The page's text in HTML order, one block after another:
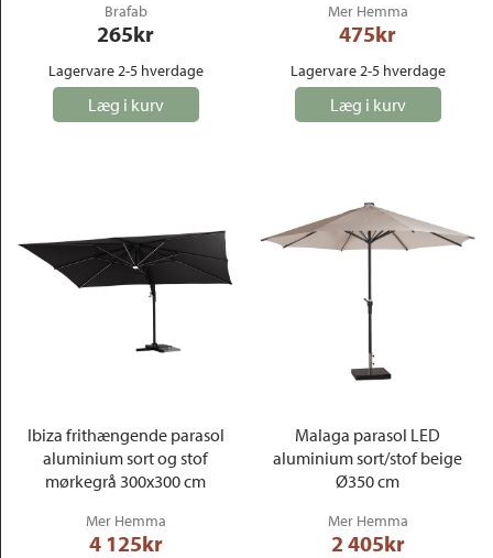
Brafab
265kr
Lagervare 2-5 hverdage
Læg i kurv
Mer Hemma
475kr
Lagervare 2-5 hverdage
Læg i kurv
Ibiza frithængende parasol
aluminium sort og stof
mørkegrå 300x300 cm
Mer Hemma
4 125kr
Malaga parasol LED
aluminium sort/stof beige
Ø350 cm
Mer Hemma
2 405kr